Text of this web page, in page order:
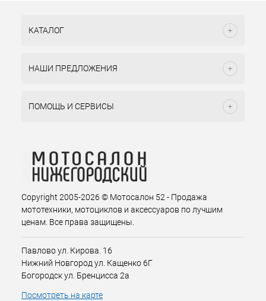
КАТАЛОГ
НАШИ ПРЕДЛОЖЕНИЯ
ПОМОЩЬ И СЕРВИСЫ
Copyright 2005-2026 © Мотосалон 52 - Продажа
мототехники, мотоциклов и аксессуаров по лучшим
ценам. Все права защищены.
Павлово ул. Кирова. 16
Нижний Новгород ул. Кащенко 6Г
Богородск ул. Бренцисса 2а
Посмотреть на карте